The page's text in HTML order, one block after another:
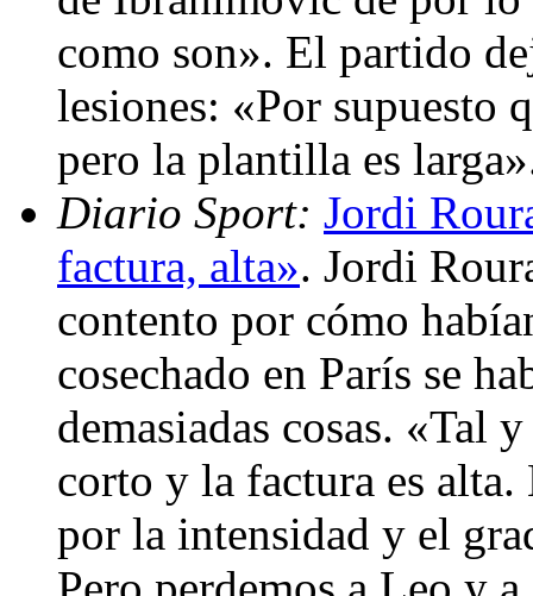
como son». El partido
lesiones: «Por supuesto
pero la plantilla es
Diario Sport: Jordi
factura, alta». Jordi
contento por cómo
cosechado en París se
demasiadas cosas. «Tal
corto y la factura es
por la intensidad y el